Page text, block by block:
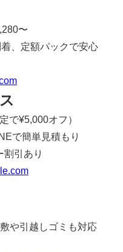
〜
、定額パックで安心
で¥5,000オフ）
で簡単見積もり
割引あり
や引越しゴミも対応